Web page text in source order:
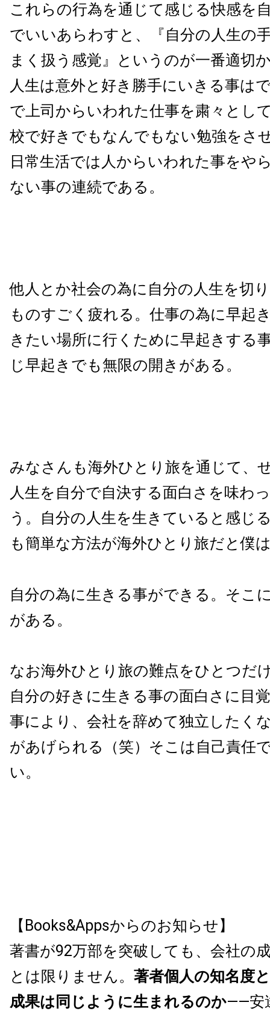
これらの行為を通じて感じる快感を
でいいあらわすと、『自分の人生の
まく扱う感覚』というのが一番適切
人生は意外と好き勝手にいきる事は
で上司からいわれた仕事を粛々とし
校で好きでもなんでもない勉強をさ
日常生活では人からいわれた事をや
ない事の連続である。
他人とか社会の為に自分の人生を切
ものすごく疲れる。仕事の為に早起
きたい場所に行くために早起きする
じ早起きでも無限の開きがある。
みなさんも海外ひとり旅を通じて、
人生を自分で自決する面白さを味わ
う。自分の人生を生きていると感じ
も簡単な方法が海外ひとり旅だと僕
自分の為に生きる事ができる。そこ
がある。
なお海外ひとり旅の難点をひとつだ
自分の好きに生きる事の面白さに目
事により、会社を辞めて独立したく
があげられる（笑）そこは自己責任
い。
【Books&Appsからのお知らせ】
著書が92万部を突破しても、会社の
とは限りません。 著者個人の知名度
成果は同じように生まれるのか——安